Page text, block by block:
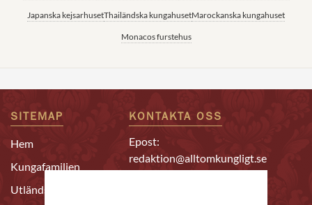
Japanska kejsarhusetThailändska kungahusetMarockanska kungahuset
Monacos furstehus
SITEMAP
Hem
Kungafamiljen
Utländskt
KONTAKTA OSS
Epost:
redaktion@alltomkungligt.se